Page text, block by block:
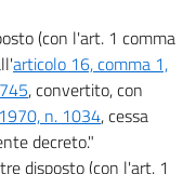
(con l'art. 1 comma
articolo 16, comma 1,
, convertito, con
n. 1034, cessa
decreto."
disposto (con l'art. 1